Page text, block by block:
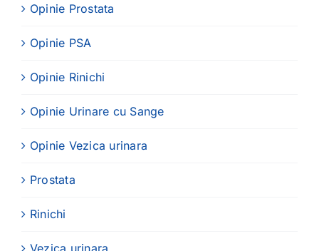
Opinie Prostata
Opinie PSA
Opinie Rinichi
Opinie Urinare cu Sange
Opinie Vezica urinara
Prostata
Rinichi
Vezica urinara